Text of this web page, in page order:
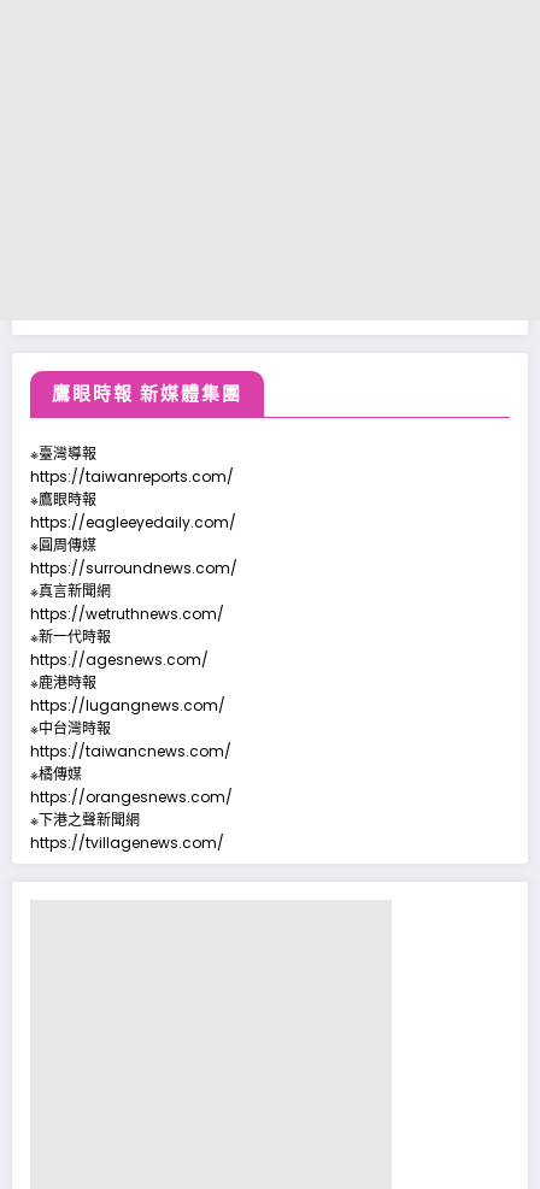
鷹眼時報 新媒體集團
※臺灣導報
https://taiwanreports.com/
※鷹眼時報
https://eagleeyedaily.com/
※圓周傳媒
https://surroundnews.com/
※真言新聞網
https://wetruthnews.com/
※新一代時報
https://agesnews.com/
※鹿港時報
https://lugangnews.com/
※中台灣時報
https://taiwancnews.com/
※橘傳媒
https://orangesnews.com/
※下港之聲新聞網
https://tvillagenews.com/